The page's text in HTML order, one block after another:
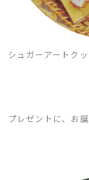
シュガーアートク
プレゼントに、お